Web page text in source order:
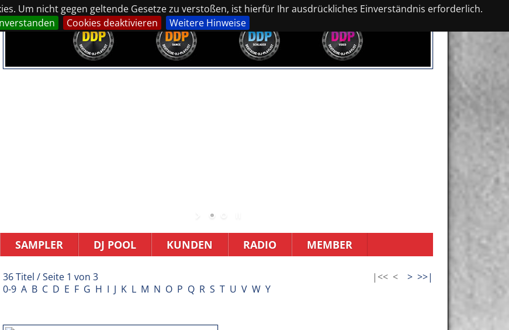
Um nicht gegen geltende Gesetze zu verstoßen, ist hierfür Ihr ausdrückliches Einverständnis erforderlich.
Cookies deaktivieren Weitere Hinweise
SAMPLER DJ POOL KUNDEN RADIO MEMBER
36 Titel / Seite 1 von 3 |<< < > >>|
0-9 A B C D E F G H I J K L M N O P Q R S T U V W Y